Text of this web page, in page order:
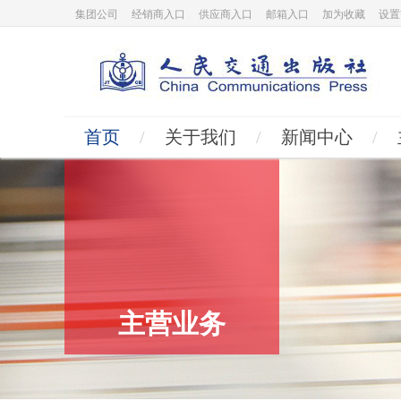
集团公司 经销商入口 供应商入口 邮箱入口 加为收藏 设
首页 / 关于我们 / 新闻中心 /
主营业务